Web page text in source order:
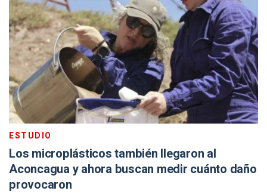
ESTUDIO
Los microplásticos también llegaron al
Aconcagua y ahora buscan medir cuánto daño
provocaron